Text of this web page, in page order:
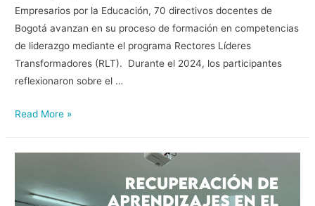
Empresarios por la Educación, 70 directivos docentes de
Bogotá avanzan en su proceso de formación en competencias
de liderazgo mediante el programa Rectores Líderes
Transformadores (RLT). Durante el 2024, los participantes
reflexionaron sobre el …
Read More »